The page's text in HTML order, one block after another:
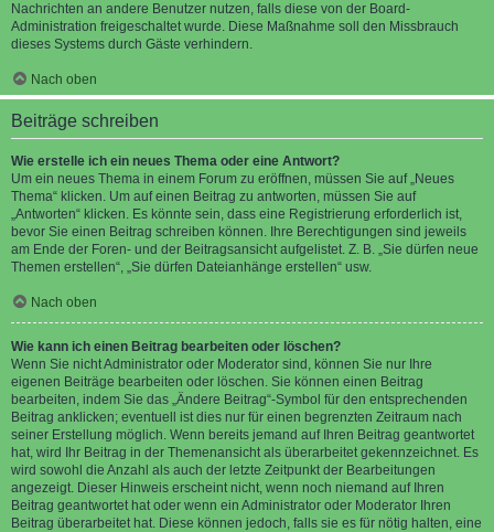
Nachrichten an andere Benutzer nutzen, falls diese von der Board-
Administration freigeschaltet wurde. Diese Maßnahme soll den Missbrauch
dieses Systems durch Gäste verhindern.
Nach oben
Beiträge schreiben
Wie erstelle ich ein neues Thema oder eine Antwort?
Um ein neues Thema in einem Forum zu eröffnen, müssen Sie auf „Neues
Thema“ klicken. Um auf einen Beitrag zu antworten, müssen Sie auf
„Antworten“ klicken. Es könnte sein, dass eine Registrierung erforderlich ist,
bevor Sie einen Beitrag schreiben können. Ihre Berechtigungen sind jeweils
am Ende der Foren- und der Beitragsansicht aufgelistet. Z. B. „Sie dürfen neue
Themen erstellen“, „Sie dürfen Dateianhänge erstellen“ usw.
Nach oben
Wie kann ich einen Beitrag bearbeiten oder löschen?
Wenn Sie nicht Administrator oder Moderator sind, können Sie nur Ihre
eigenen Beiträge bearbeiten oder löschen. Sie können einen Beitrag
bearbeiten, indem Sie das „Ändere Beitrag“-Symbol für den entsprechenden
Beitrag anklicken; eventuell ist dies nur für einen begrenzten Zeitraum nach
seiner Erstellung möglich. Wenn bereits jemand auf Ihren Beitrag geantwortet
hat, wird Ihr Beitrag in der Themenansicht als überarbeitet gekennzeichnet. Es
wird sowohl die Anzahl als auch der letzte Zeitpunkt der Bearbeitungen
angezeigt. Dieser Hinweis erscheint nicht, wenn noch niemand auf Ihren
Beitrag geantwortet hat oder wenn ein Administrator oder Moderator Ihren
Beitrag überarbeitet hat. Diese können jedoch, falls sie es für nötig halten, eine